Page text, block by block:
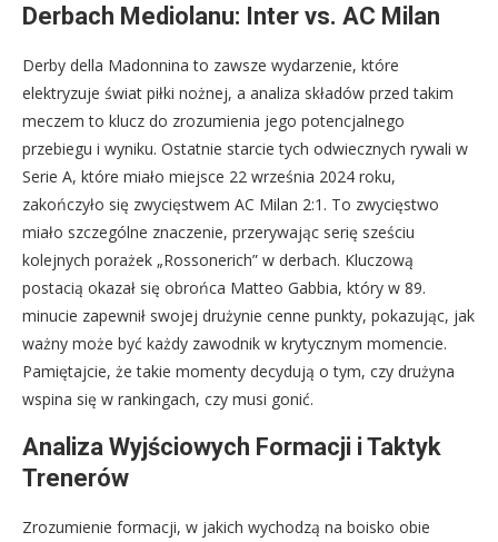
Derbach Mediolanu: Inter vs. AC Milan
Derby della Madonnina to zawsze wydarzenie, które
elektryzuje świat piłki nożnej, a analiza składów przed takim
meczem to klucz do zrozumienia jego potencjalnego
przebiegu i wyniku. Ostatnie starcie tych odwiecznych rywali w
Serie A, które miało miejsce 22 września 2024 roku,
zakończyło się zwycięstwem AC Milan 2:1. To zwycięstwo
miało szczególne znaczenie, przerywając serię sześciu
kolejnych porażek „Rossonerich” w derbach. Kluczową
postacią okazał się obrońca Matteo Gabbia, który w 89.
minucie zapewnił swojej drużynie cenne punkty, pokazując, jak
ważny może być każdy zawodnik w krytycznym momencie.
Pamiętajcie, że takie momenty decydują o tym, czy drużyna
wspina się w rankingach, czy musi gonić.
Analiza Wyjściowych Formacji i Taktyk
Trenerów
Zrozumienie formacji, w jakich wychodzą na boisko obie